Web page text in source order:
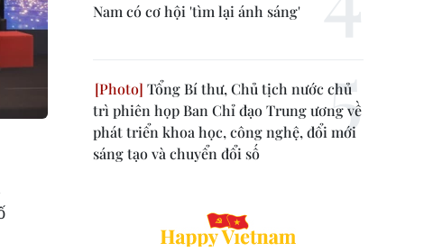
Nam có cơ hội 'tìm lại ánh sáng'
Tổng Bí thư, Chủ tịch nước chủ
trì phiên họp Ban Chỉ đạo Trung ương về
phát triển khoa học, công nghệ, đổi mới
sáng tạo và chuyển đổi số